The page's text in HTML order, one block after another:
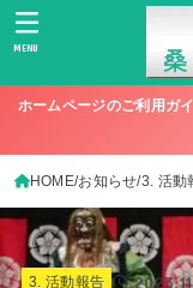
MENU
ホームページのご利用ガ
HOME お知らせ 3. 活動
3. 活動報告